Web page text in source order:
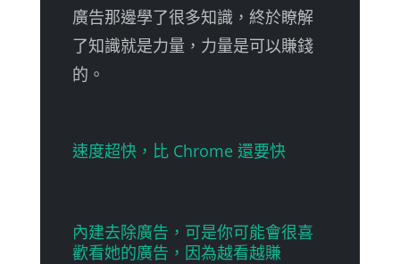
廣告那邊學了很多知識，終於瞭解
了知識就是力量，力量是可以賺錢
的。
速度超快，比 Chrome 還要快
內建去除廣告，可是你可能會很喜
歡看她的廣告，因為越看越賺